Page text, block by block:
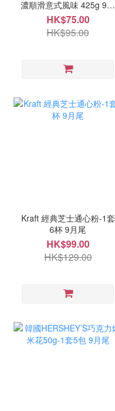
濃順滑意式風味 425g 9月
尾
HK$75.00
HK$95.00
Kraft 經典芝士通心粉-1套
6杯 9月尾
HK$99.00
HK$129.00